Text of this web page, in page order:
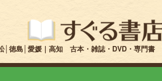
│徳島│愛媛｜高知 古本・雑誌・DVD・専門